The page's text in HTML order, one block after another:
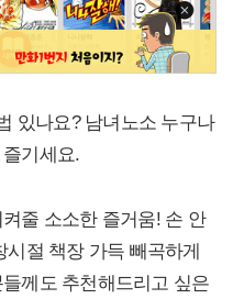
있나요? 남녀노소 누구나
기세요.
줄 소소한 즐거움! 손 안
절 책장 가득 빼곡하게
께도 추천해드리고 싶은